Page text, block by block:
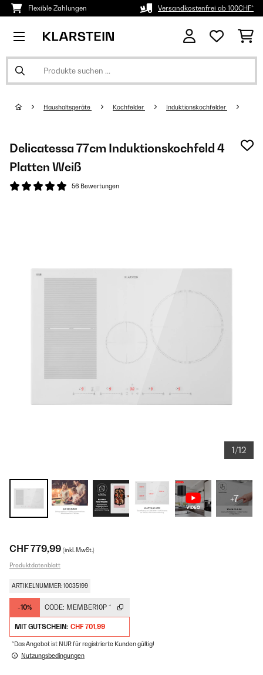
Flexible Zahlungen Versandkostenfrei ab 100CHF*
Haushaltsgeräte Kochfelder Induktionskochfelder
Delicatessa 77cm Induktionskochfeld 4
Platten Weiß
56 Bewertungen
1/12
+7
CHF 779,99 (inkl. MwSt.)
Produktdatenblatt
ARTIKELNUMMER: 10035199
-10% CODE: MEMBER10P *
MIT GUTSCHEIN: CHF 701,99
*Das Angebot ist NUR für registrierte Kunden gültig!
Nutzungsbedingungen